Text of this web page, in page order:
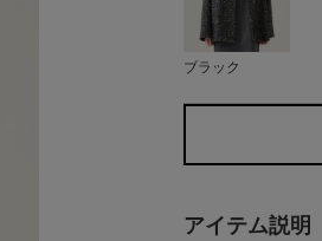
ブラック
アイテム説明